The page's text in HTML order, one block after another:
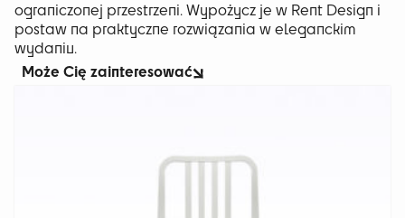
ograniczonej przestrzeni. Wypożycz je w Rent Design i
postaw na praktyczne rozwiązania w eleganckim
wydaniu.
Może Cię zainteresować